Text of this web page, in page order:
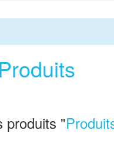
Produits
produits "